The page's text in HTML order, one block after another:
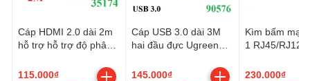
Cáp HDMI 2.0 dài 2m
hỗ trợ hỗ trợ độ phân
35174 cao cấp
115.000₫
Cáp USB 3.0 dài 3M
hai đầu đực Ugreen
145.000₫
Kìm bấm
1 RJ45/RJ12/
Ugreen 35971
230.000₫